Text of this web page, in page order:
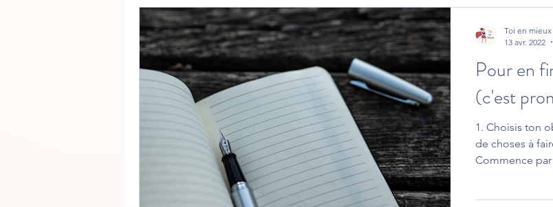
Pour en
(c'est
1. Choisis ton
de choses à
Commence
Toi en mieux
13 avr. 2022